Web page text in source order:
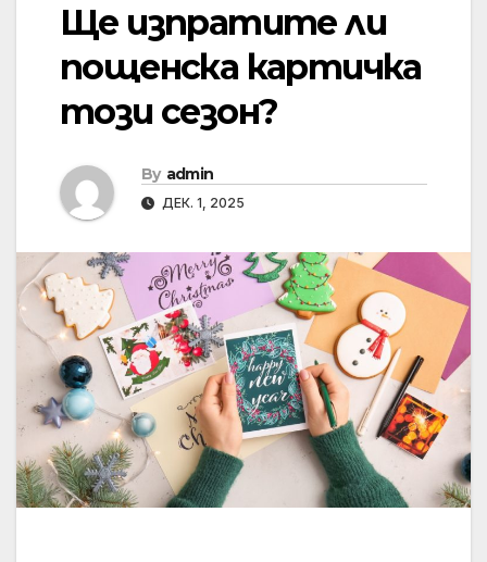
Ще изпратите ли
пощенска картичка
този сезон?
By admin
ДЕК. 1, 2025